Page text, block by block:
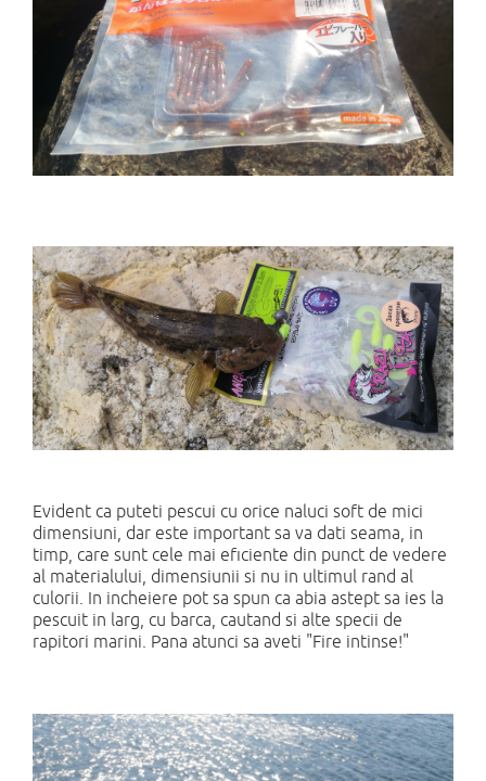
Evident ca puteti pescui cu orice naluci soft de mici
dimensiuni, dar este important sa va dati seama, in
timp, care sunt cele mai eficiente din punct de vedere
al materialului, dimensiunii si nu in ultimul rand al
culorii. In incheiere pot sa spun ca abia astept sa ies la
pescuit in larg, cu barca, cautand si alte specii de
rapitori marini. Pana atunci sa aveti "Fire intinse!"